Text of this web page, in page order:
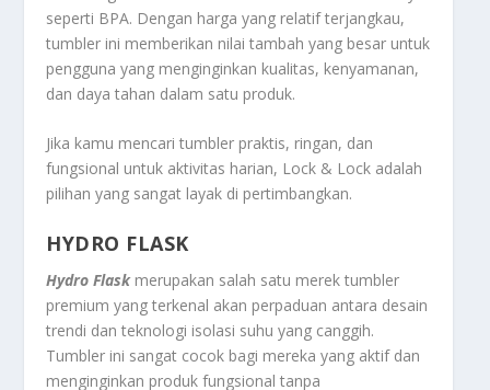
seperti BPA. Dengan harga yang relatif terjangkau,
tumbler ini memberikan nilai tambah yang besar untuk
pengguna yang menginginkan kualitas, kenyamanan,
dan daya tahan dalam satu produk.
Jika kamu mencari tumbler praktis, ringan, dan
fungsional untuk aktivitas harian, Lock & Lock adalah
pilihan yang sangat layak di pertimbangkan.
HYDRO FLASK
Hydro Flaskmerupakan salah satu merek tumbler
premium yang terkenal akan perpaduan antara desain
trendi dan teknologi isolasi suhu yang canggih.
Tumbler ini sangat cocok bagi mereka yang aktif dan
menginginkan produk fungsional tanpa